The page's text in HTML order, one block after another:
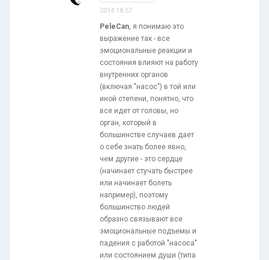
2014 18:57
PeleCan, я понимаю это
выражение так - все
эмоциональные реакции и
состояния влияют на работу
внутренних органов
(включая "насос") в той или
иной степени, понятно, что
все идет от головы, но
орган, который в
большинстве случаев дает
о себе знать более явно,
чем другие - это сердце
(начинает стучать быстрее
или начинает болеть
например), поэтому
большинство людей
образно связывают все
эмоциональные подъемы и
падения с работой "насоса"
или состоянием души (типа